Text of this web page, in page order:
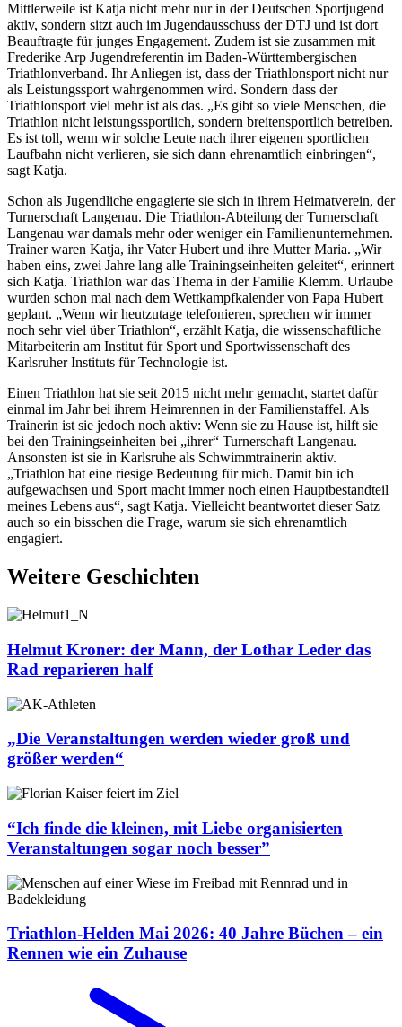
Mittlerweile ist Katja nicht mehr nur in der Deutschen Sportjugend
aktiv, sondern sitzt auch im Jugendausschuss der DTJ und ist dort
Beauftragte für junges Engagement. Zudem ist sie zusammen mit
Frederike Arp Jugendreferentin im Baden-Württembergischen
Triathlonverband. Ihr Anliegen ist, dass der Triathlonsport nicht nur
als Leistungssport wahrgenommen wird. Sondern dass der
Triathlonsport viel mehr ist als das. „Es gibt so viele Menschen, die
Triathlon nicht leistungssportlich, sondern breitensportlich betreiben.
Es ist toll, wenn wir solche Leute nach ihrer eigenen sportlichen
Laufbahn nicht verlieren, sie sich dann ehrenamtlich einbringen“,
sagt Katja.
Schon als Jugendliche engagierte sie sich in ihrem Heimatverein, der
Turnerschaft Langenau. Die Triathlon-Abteilung der Turnerschaft
Langenau war damals mehr oder weniger ein Familienunternehmen.
Trainer waren Katja, ihr Vater Hubert und ihre Mutter Maria. „Wir
haben eins, zwei Jahre lang alle Trainingseinheiten geleitet“, erinnert
sich Katja. Triathlon war das Thema in der Familie Klemm. Urlaube
wurden schon mal nach dem Wettkampfkalender von Papa Hubert
geplant. „Wenn wir heutzutage telefonieren, sprechen wir immer
noch sehr viel über Triathlon“, erzählt Katja, die wissenschaftliche
Mitarbeiterin am Institut für Sport und Sportwissenschaft des
Karlsruher Instituts für Technologie ist.
Einen Triathlon hat sie seit 2015 nicht mehr gemacht, startet dafür
einmal im Jahr bei ihrem Heimrennen in der Familienstaffel. Als
Trainerin ist sie jedoch noch aktiv: Wenn sie zu Hause ist, hilft sie
bei den Trainingseinheiten bei „ihrer“ Turnerschaft Langenau.
Ansonsten ist sie in Karlsruhe als Schwimmtrainerin aktiv.
„Triathlon hat eine riesige Bedeutung für mich. Damit bin ich
aufgewachsen und Sport macht immer noch einen Hauptbestandteil
meines Lebens aus“, sagt Katja. Vielleicht beantwortet dieser Satz
auch so ein bisschen die Frage, warum sie sich ehrenamtlich
engagiert.
Weitere Geschichten
Helmut Kroner: der Mann, der Lothar Leder das
Rad reparieren half
„Die Veranstaltungen werden wieder groß und
größer werden“
“Ich finde die kleinen, mit Liebe organisierten
Veranstaltungen sogar noch besser”
Triathlon-Helden Mai 2026: 40 Jahre Büchen – ein
Rennen wie ein Zuhause